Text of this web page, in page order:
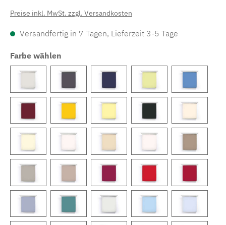
Preise inkl. MwSt. zzgl. Versandkosten
Versandfertig in 7 Tagen, Lieferzeit 3-5 Tage
Farbe wählen